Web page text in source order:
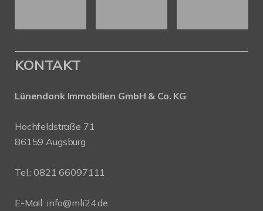
KONTAKT
Lünendonk Immobilien GmbH & Co. KG
Hochfeldstraße 71
86159 Augsburg
Tel.: 0821 66097111
E-Mail: info@mli24.de